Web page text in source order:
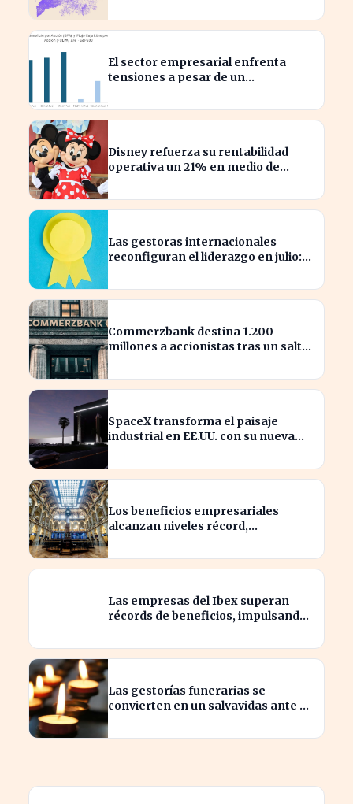
El sector empresarial enfrenta
tensiones a pesar de un
Disney refuerza su rentabilidad
operativa un 21% en medio de
Las gestoras internacionales
reconfiguran el liderazgo en julio:
nombrados?
Commerzbank destina 1.200
millones a accionistas tras un salto
SpaceX transforma el paisaje
industrial en EE.UU. con su nueva
Los beneficios empresariales
alcanzan niveles récord,
sector
Las empresas del Ibex superan
récords de beneficios, impulsando
Las gestorías funerarias se
convierten en un salvavidas ante el
tras un fallecimiento.